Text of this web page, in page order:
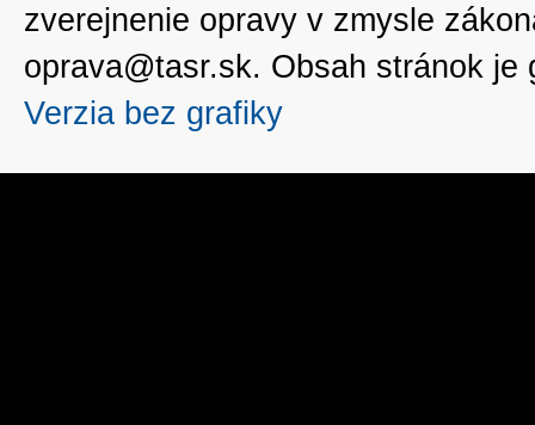
zverejnenie opravy v zmysle
oprava@tasr.sk. Obsah stránok
Verzia bez grafiky